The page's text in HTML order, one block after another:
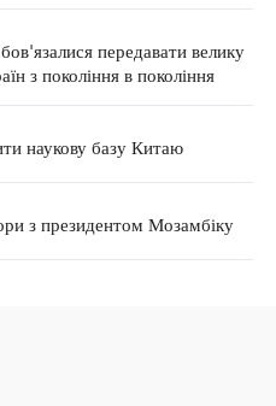
передавати велику
з покоління в покоління
наукову базу Китаю
з президентом Мозамбіку